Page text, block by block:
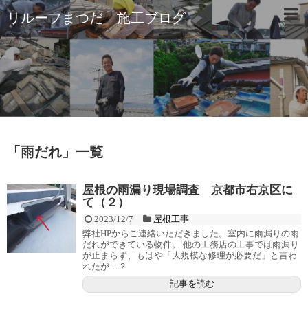
リルーフまつだ 施工ブログ
「 雨だれ」 一覧
屋根の雨漏り現場調査 京都市右京区に
て（２）
2023/12/7
屋根工事
弊社HPからご連絡いただきました。室内に雨漏りの雨
だれができている物件。 他の工務店の工事では雨漏り
が止まらず、もはや「大規模な修理が必要だ」と言わ
れたが…？
記事を読む